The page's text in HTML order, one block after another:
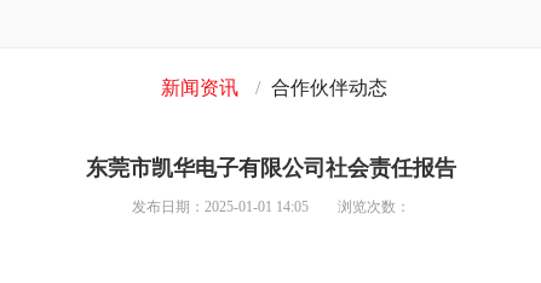
新闻资讯 合作伙伴动态
东莞市凯华电子有限公司社会责任报告
发布日期：2025-01-01 14:05 浏览次数：